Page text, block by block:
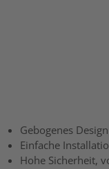
Gebogenes
Einfache
Hohe Sicherheit,